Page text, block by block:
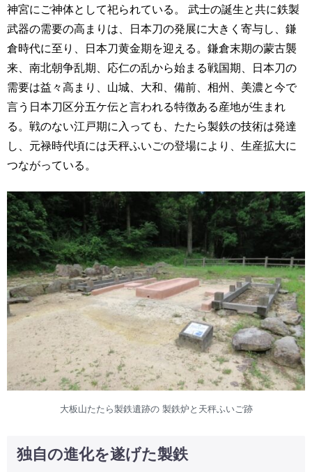
神宮にご神体として祀られている。 武士の誕生と共に鉄製
武器の需要の高まりは、日本刀の発展に大きく寄与し、鎌
倉時代に至り、日本刀黄金期を迎える。鎌倉末期の蒙古襲
来、南北朝争乱期、応仁の乱から始まる戦国期、日本刀の
需要は益々高まり、山城、大和、備前、相州、美濃と今で
言う日本刀区分五ケ伝と言われる特徴ある産地が生まれ
る。戦のない江戸期に入っても、たたら製鉄の技術は発達
し、元禄時代頃には天秤ふいごの登場により、生産拡大に
つながっている。
大板山たたら製鉄遺跡の 製鉄炉と天秤ふいご跡
独自の進化を遂げた製鉄